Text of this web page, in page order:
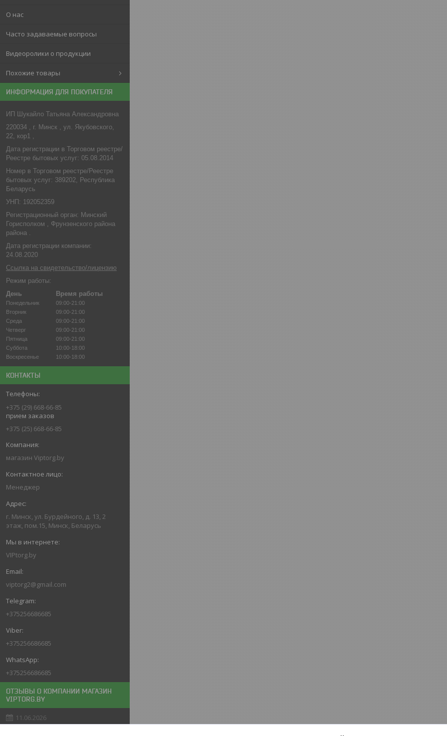
О нас
Часто задаваемые вопросы
Видеоролики о продукции
Похожие товары
ИНФОРМАЦИЯ ДЛЯ ПОКУПАТЕЛЯ
ИП Шукайло Татьяна Александровна
220034 , г. Минск , ул. Якубовского,
22, кор1 ,
Дата регистрации в Торговом реестре/
Реестре бытовых услуг: 05.08.2014
Номер в Торговом реестре/Реестре
бытовых услуг: 389202, Республика
Беларусь
УНП: 192052359
Регистрационный орган: Минский
Горисполком , Фрунзенского района
района .
Дата регистрации компании:
24.08.2020
Ссылка на свидетельство/лицензию
Режим работы:
День
Время работы
Понедельник
09:00-21:00
Вторник
09:00-21:00
Среда
09:00-21:00
Четверг
09:00-21:00
Пятница
09:00-21:00
Суббота
10:00-18:00
Воскресенье
10:00-18:00
КОНТАКТЫ
+375 (29) 668-66-85
прием заказов
+375 (25) 668-66-85
магазин Viptorg.by
Менеджер
г. Минск, ул. Бурдейного, д. 13, 2
этаж, пом.15, Минск, Беларусь
VIPtorg.by
viptorg2@gmail.com
+375256686685
+375256686685
+375256686685
ОТЗЫВЫ О КОМПАНИИ МАГАЗИН
VIPTORG.BY
11.06.2026